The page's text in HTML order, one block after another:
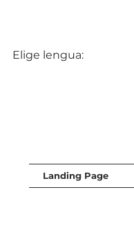
Elige lengua:
Landing Page